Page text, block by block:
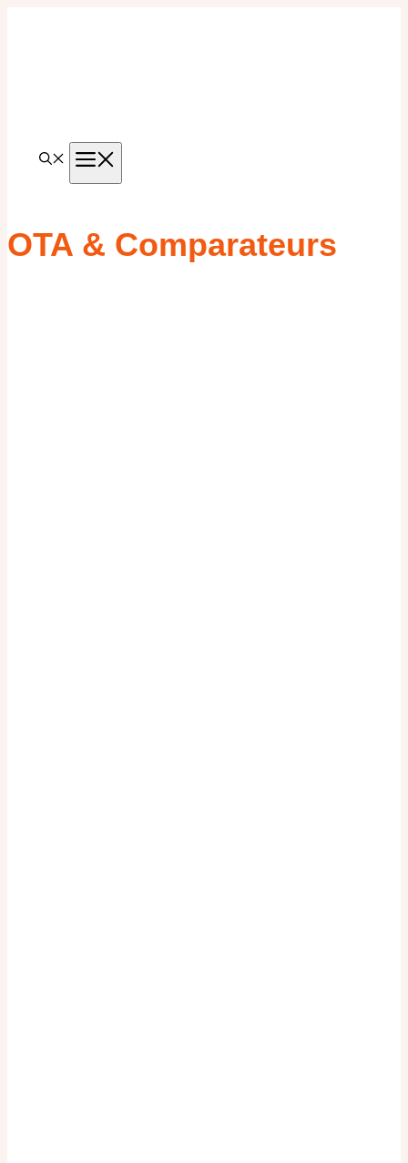
OTA & Comparateurs